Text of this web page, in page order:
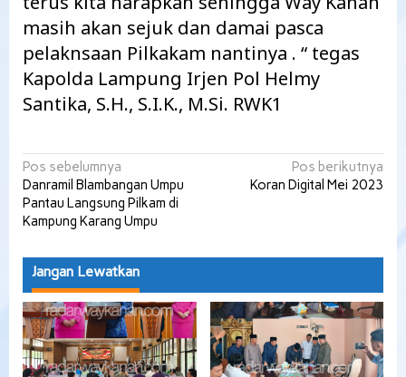
masih akan sejuk dan damai pasca
pelaknsaan Pilkakam nantinya . “ tegas
Kapolda Lampung Irjen Pol Helmy
Santika, S.H., S.I.K., M.Si. RWK1
Navigasi
pos
Pos sebelumnya
Danramil Blambangan Umpu
Pantau Langsung Pilkam di
Kampung Karang Umpu
Pos berikutnya
Koran Digital Mei 2023
Jangan Lewatkan